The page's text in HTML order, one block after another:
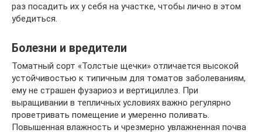
раз посадить их у себя на участке, чтобы лично в этом
убедиться.
Болезни и вредители
Томатный сорт «Толстые щечки» отличается высокой
устойчивостью к типичным для томатов заболеваниям,
ему не страшен фузариоз и вертициллез. При
выращивании в тепличных условиях важно регулярно
проветривать помещение и умеренно поливать.
Повышенная влажность и чрезмерно увлажненная почва